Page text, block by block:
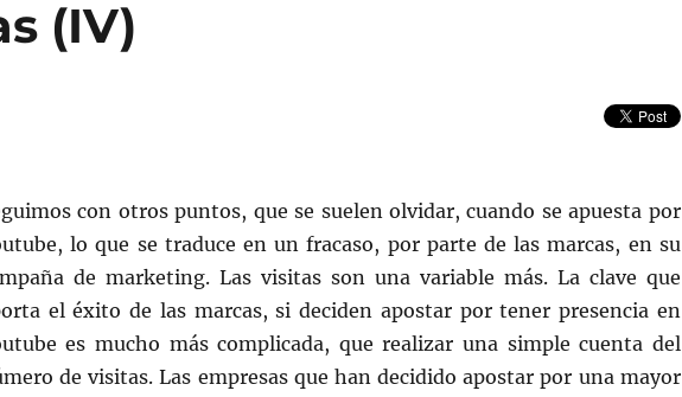
(IV)
con otros puntos, que se suelen olvidar, cuando se apuesta por
lo que se traduce en un fracaso, por parte de las marcas, en su
de marketing. Las visitas son una variable más. La clave que
el éxito de las marcas, si deciden apostar por tener presencia en
es mucho más complicada, que realizar una simple cuenta del
de visitas. Las empresas que han decidido apostar por una mayor